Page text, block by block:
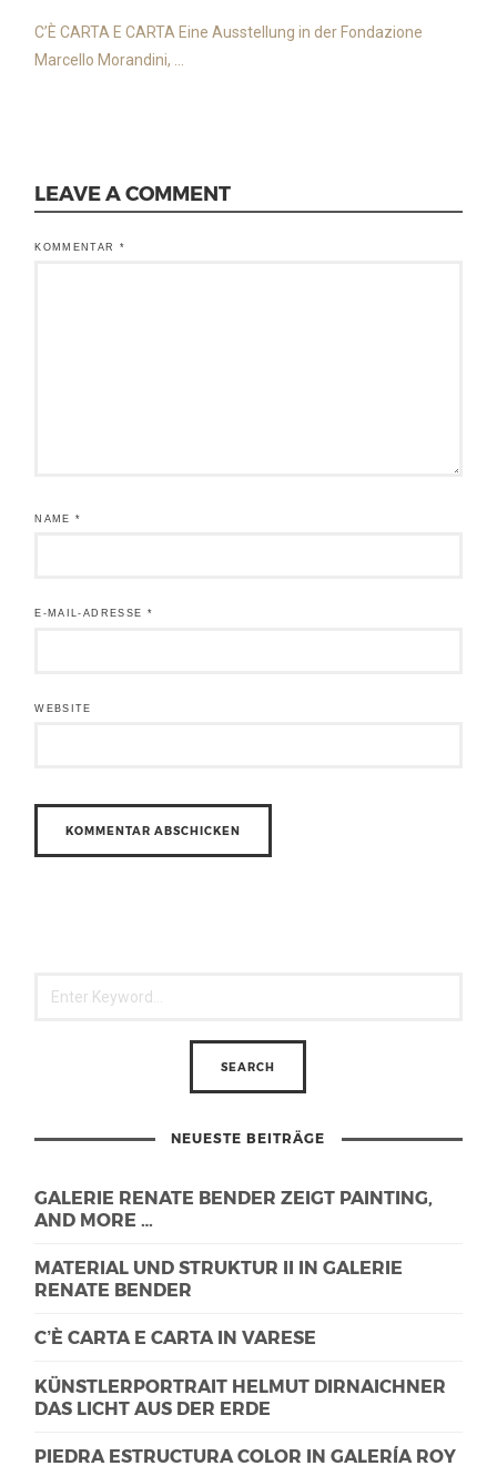
C’È CARTA E CARTA Eine Ausstellung in der Fondazione
Marcello Morandini, ...
LEAVE A COMMENT
KOMMENTAR *
NAME*
E-MAIL-ADRESSE *
WEBSITE
NEUESTE BEITRÄGE
GALERIE RENATE BENDER ZEIGT PAINTING,
AND MORE …
MATERIAL UND STRUKTUR II IN GALERIE
RENATE BENDER
C’È CARTA E CARTA IN VARESE
KÜNSTLERPORTRAIT HELMUT DIRNAICHNER
DAS LICHT AUS DER ERDE
PIEDRA ESTRUCTURA COLOR IN GALERÍA ROY